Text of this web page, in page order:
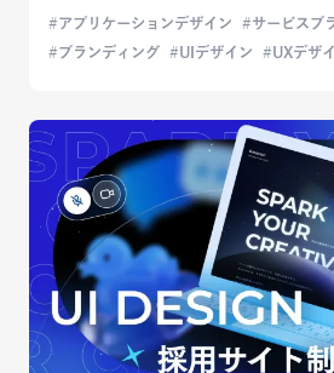
アプリケーションデザイン
サービスブ
ブランディング
UIデザイン UXデザ